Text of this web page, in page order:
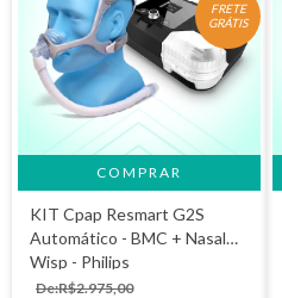
FRETE
GRÁTIS
COMPRAR
KIT Cpap Resmart G2S
Automático - BMC + Nasal
Wisp - Philips
De:R$2.975,00